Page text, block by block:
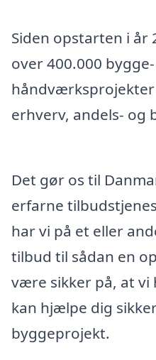
Siden opstarten i år
over 400.000
erhverv, andels- og
Det gør os til
erfarne
har vi på et eller
tilbud til sådan en
være sikker på, at vi
kan hjælpe dig
byggeprojekt.